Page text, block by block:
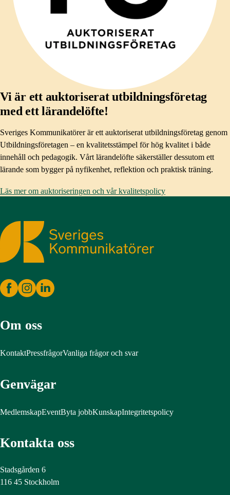
Vi är ett auktoriserat utbildningsföretag
med ett lärandelöfte!
Sveriges Kommunikatörer är ett auktoriserat utbildningsföretag genom
Utbildningsföretagen – en kvalitetsstämpel för hög kvalitet i både
innehåll och pedagogik. Vårt lärandelöfte säkerställer dessutom ett
lärande som bygger på nyfikenhet, reflektion och praktisk träning.
Läs mer om auktoriseringen och vår kvalitetspolicy
Sveriges Kommunikatörer
Om oss
KontaktPressfrågorVanliga frågor och svar
Genvägar
MedlemskapEventByta jobbKunskapIntegritetspolicy
Kontakta oss
Stadsgården 6
116 45 Stockholm